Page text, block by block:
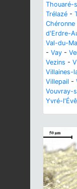
Thouaré-
Trélazé -
Chéronne
d'Erdre-
Val-du-
- Vay -
Vezins -
Villaines-
Villepail -
Vouvray-
Yvré-